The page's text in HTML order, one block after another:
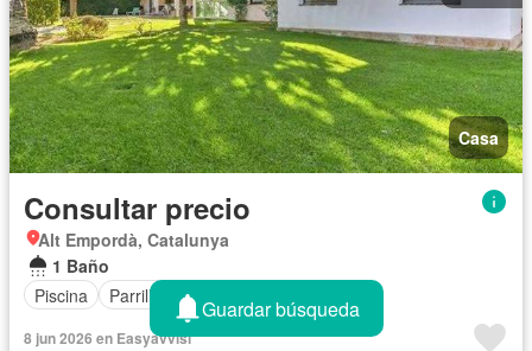
Casa
Consultar precio
Alt Empordà, Catalunya
1 Baño
Piscina
Parrilla Patio
8 jun 2026 en Easyavvisi
Guardar búsqueda